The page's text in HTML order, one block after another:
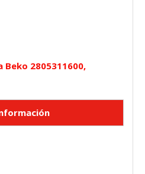
2805311600,